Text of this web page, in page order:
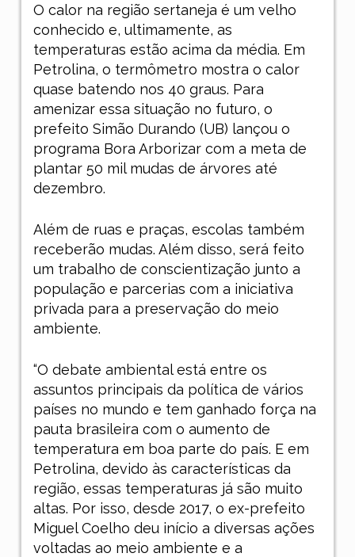
O calor na região sertaneja é um velho
conhecido e, ultimamente, as
temperaturas estão acima da média. Em
Petrolina, o termômetro mostra o calor
quase batendo nos 40 graus. Para
amenizar essa situação no futuro, o
prefeito Simão Durando (UB) lançou o
programa Bora Arborizar com a meta de
plantar 50 mil mudas de árvores até
dezembro.
Além de ruas e praças, escolas também
receberão mudas. Além disso, será feito
um trabalho de conscientização junto a
população e parcerias com a iniciativa
privada para a preservação do meio
ambiente.
“O debate ambiental está entre os
assuntos principais da política de vários
países no mundo e tem ganhado força na
pauta brasileira com o aumento de
temperatura em boa parte do país. E em
Petrolina, devido às características da
região, essas temperaturas já são muito
altas. Por isso, desde 2017, o ex-prefeito
Miguel Coelho deu início a diversas ações
voltadas ao meio ambiente e a